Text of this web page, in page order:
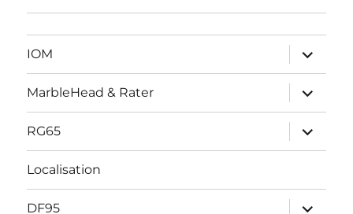
IOM
ouvrir
le
sous-
menu
MarbleHead & Rater
ouvrir
le
sous-
menu
RG65
ouvrir
le
sous-
Localisation
DF95
ouvrir